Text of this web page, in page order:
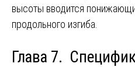
высоты вводится
продольного изгиба.
Глава 7.